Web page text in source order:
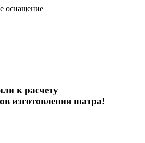
оснащение
к расчету
изготовления шатра!